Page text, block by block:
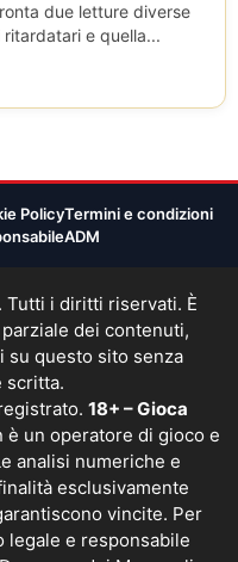
due letture diverse
e quella...
PolicyTermini e condizioni
ADM
. Tutti i diritti riservati. È
dei contenuti,
su questo sito senza
scritta.
18+ – Gioca
un operatore di gioco e
analisi numeriche e
esclusivamente
vincite. Per
legale e responsabile